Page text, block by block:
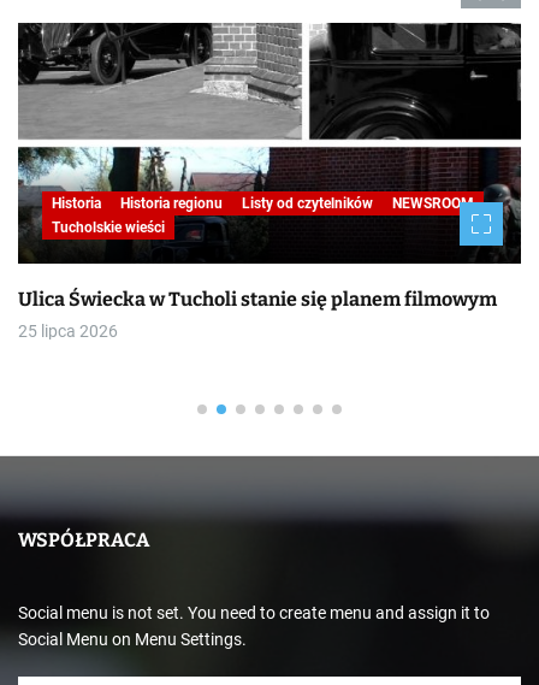
Historia Historia regionu Listy od czytelników
NEWSROOM
Tucholskie wieści
Ulica Świecka w Tucholi stanie się planem filmowym
25 lipca 2026
WSPÓŁPRACA
Social menu is not set. You need to create menu and assign it to
Social Menu on Menu Settings.